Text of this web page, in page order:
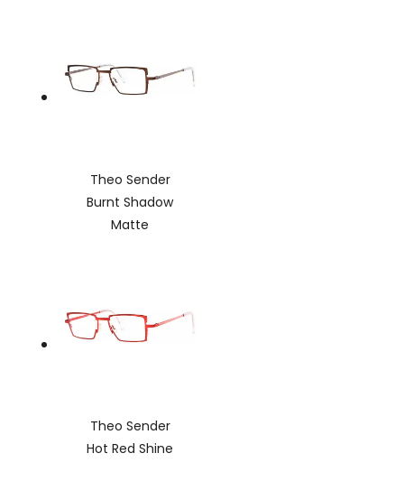
Theo Sender
Burnt Shadow
Matte
Theo Sender
Hot Red Shine